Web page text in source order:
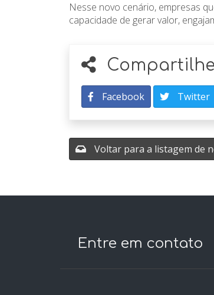
Nesse novo cenário, empresas
capacidade de gerar valor,
Facebook Twitter
Voltar para a listagem de
Entre em contato